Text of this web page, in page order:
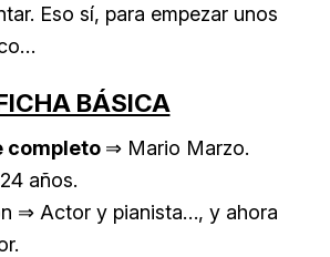
Eso sí, para empezar unos
BÁSICA
completo ⇒ Mario Marzo.
años.
⇒ Actor y pianista…, y ahora